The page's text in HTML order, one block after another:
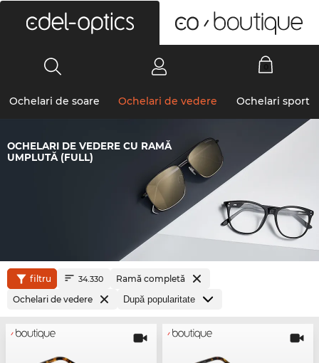
Ochelari de soare Ochelari de vedere Ochelari sport
OCHELARI DE VEDERE CU RAMĂ
UMPLUTĂ (FULL)
filtru 34.330
Ramă completă
Ochelari de vedere